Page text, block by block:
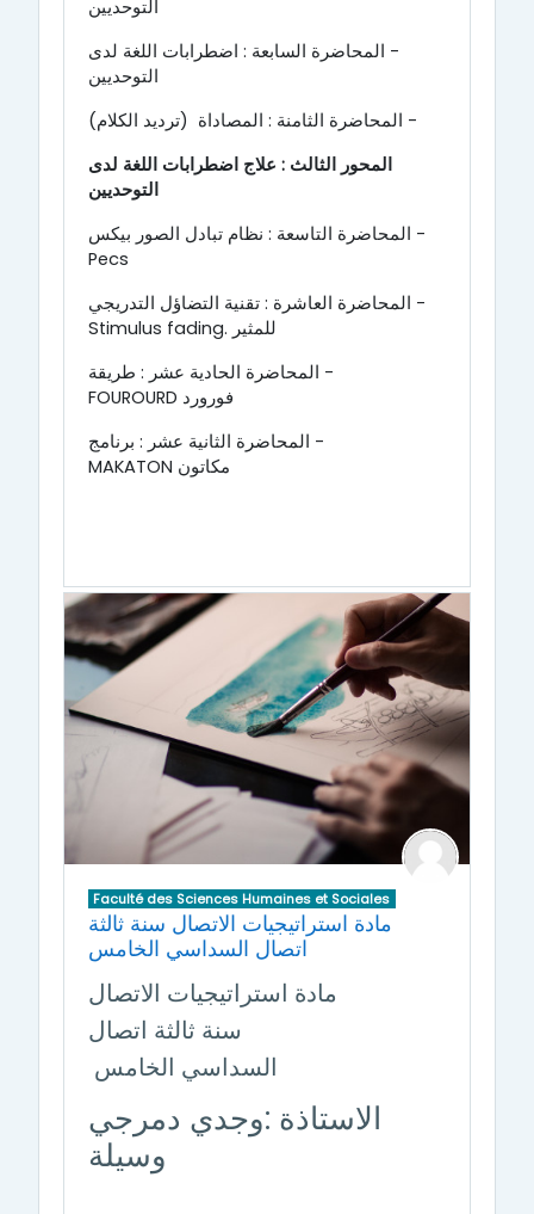
التوحديين
- المحاضرة السابعة : اضطرابات اللغة لدى
التوحديين
- المحاضرة الثامنة : المصاداة (ترديد الكلام)
المحور الثالث : علاج اضطرابات اللغة لدى
التوحديين
- المحاضرة التاسعة : نظام تبادل الصور بيكس
Pecs
- المحاضرة العاشرة : تقنية التضاؤل التدريجي
للمثير .Stimulus fading
- المحاضرة الحادية عشر : طريقة
فورورد FOUROURD
- المحاضرة الثانية عشر : برنامج
مكاتون MAKATON
Faculté des Sciences Humaines et Sociales
مادة استراتيجيات الاتصال سنة ثالثة
اتصال السداسي الخامس
سنة ثالثة اتصال
السداسي الخامس
الاستاذة :وجدي دمرجي